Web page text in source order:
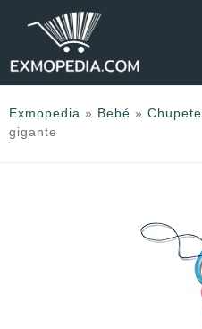
Exmopedia » Bebé »
gigante